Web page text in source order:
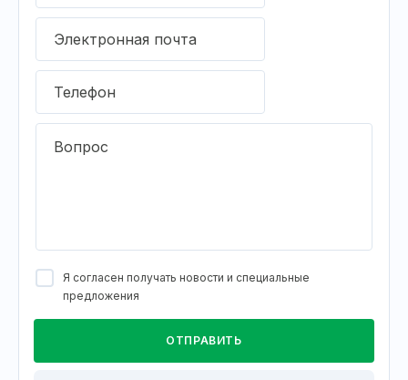
Электронная почта
Телефон
Вопрос
Я согласен получать новости и специальные
предложения